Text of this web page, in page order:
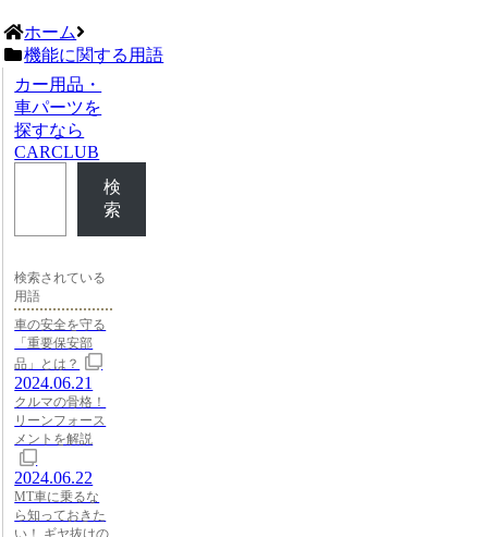
ホーム
機能に関する用語
カー用品・
車パーツを
探すなら
CARCLUB
検
索
検索されている
用語
車の安全を守る
「重要保安部
品」とは？
2024.06.21
クルマの骨格！
リーンフォース
メントを解説
2024.06.22
MT車に乗るな
ら知っておきた